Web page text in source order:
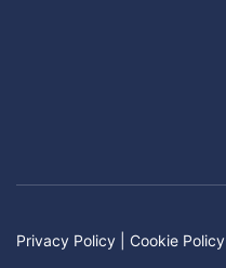
Privacy Policy Cookie Policy